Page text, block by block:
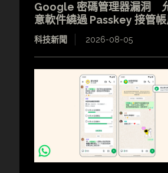
Google 密碼管理器漏洞
意軟件繞過 Passkey 接管帳
科技新聞 2026-08-05